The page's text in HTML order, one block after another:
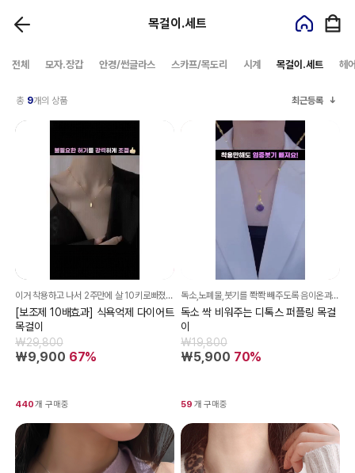
목걸이.세트
전체 모자.장갑 안경/썬글라스 스카프/목도리 시계 목걸이.세트 헤
총 9개의 상품 최근등록
이거 착용하고 나서 2주만에 살 10키로빠졌어요..ㅋㅋ 한 평생 다이어트를 달고 살았는데 이렇게 간단하게 빼지다니..
[보조제 10배효과] 식욕억제 다이어트
목걸이
₩29,800
₩9,900 67%
440개 구매중
독소,노폐물,붓기를 쫙쫙 빼주도록 음이온과 미세자기장을 전달해준다니까~
독소 싹 비워주는 디톡스 퍼플링 목걸
이
₩19,800
₩5,900 70%
59 개 구매중